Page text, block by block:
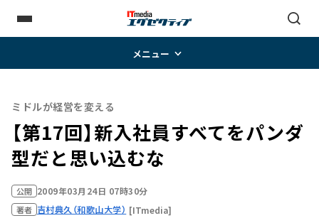
メニュー
ミドルが経営を変える
【第17回】新入社員すべてをパンダ
型だと思い込むな
公開 2009年03月24日 07時30分
著者 吉村典久（和歌山大学） [ITmedia]